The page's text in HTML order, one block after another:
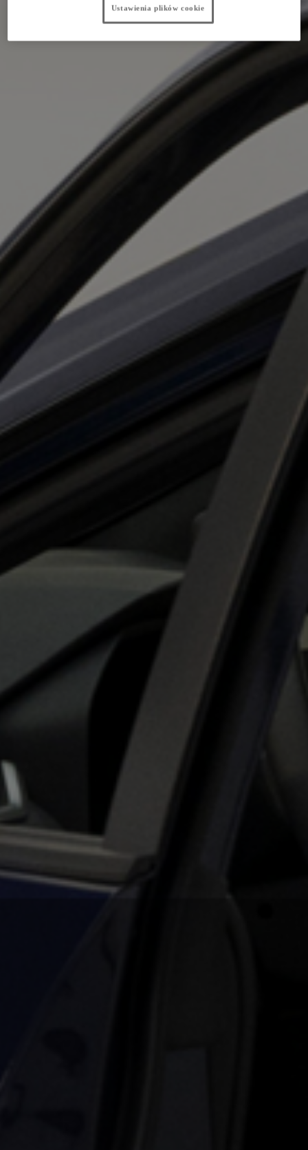
Ustawienia plików cookie